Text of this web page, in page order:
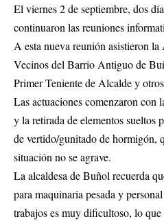
El viernes 2 de septiembre, dos
continuaron las reuniones
A esta nueva reunión asistieron
Vecinos del Barrio Antiguo de
Primer Teniente de Alcalde y
Las actuaciones comenzaron con
y la retirada de elementos sueltos
de vertido/gunitado de hormigón,
situación no se agrave.
La alcaldesa de Buñol recuerda
para maquinaria pesada y
trabajos es muy dificultoso, lo